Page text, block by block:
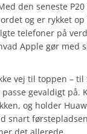
den seneste
og er rykket
telefoner på
Apple gør med
vej til toppen – til
gevaldigt på.
og holder
snart